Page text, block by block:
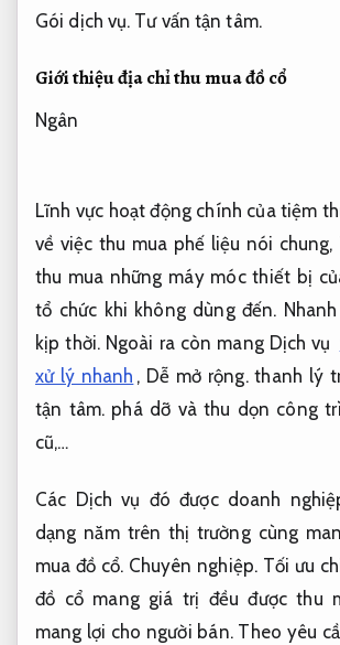
Gói dịch vụ. Tư vấn tận tâm.
Giới thiệu địa chỉ thu mua đồ cổ
Ngân
Lĩnh vực hoạt động chính của tiệm
về việc thu mua phế liệu nói chung,
thu mua những máy móc thiết bị
tổ chức khi không dùng đến.
kịp thời.Ngoài ra còn mang Dịch vụ
xử lý nhanh , Dễ mở rộng.thanh lý
tận tâm. phá dỡ và thu dọn công
cũ,…
Các Dịch vụ đó được doanh
dạng năm trên thị trường cùng
mua đồ cổ. Chuyên nghiệp. Tối ưu
đồ cổ mang giá trị đều được thu
mang lợi cho người bán. Theo yêu